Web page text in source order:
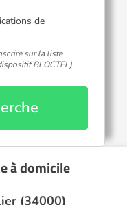
de
sur la liste
BLOCTEL).
à domicile
(34000)